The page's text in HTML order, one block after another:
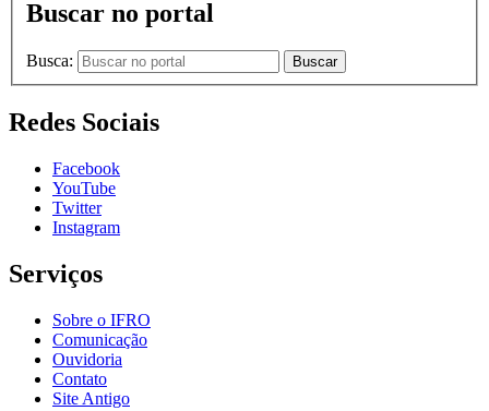
Buscar no portal
Busca: Buscar
Redes Sociais
Facebook
YouTube
Twitter
Instagram
Serviços
Sobre o IFRO
Comunicação
Ouvidoria
Contato
Site Antigo